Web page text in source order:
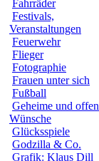
Fahrräder
Festivals,
Veranstaltungen
Feuerwehr
Flieger
Fotographie
Frauen unter sich
Fußball
Geheime und
Wünsche
Glücksspiele
Godzilla & Co.
Grafik: Klaus Dill